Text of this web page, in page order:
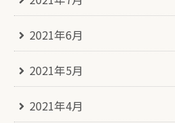
2021年6月
2021年5月
2021年4月